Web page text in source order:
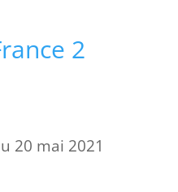
2
20 mai 2021